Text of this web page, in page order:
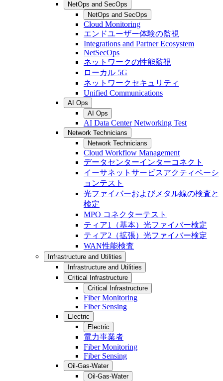
NetOps and SecOps
NetOps and SecOps
Cloud Monitoring
エンドユーザー体験の監視
Integrations and Partner Ecosystem
NetSecOps
ネットワークの性能監視
ローカル 5G
ネットワークセキュリティ
Unified Communications
AI Ops
AI Ops
AI Data Center Networking Test
Network Technicians
Network Technicians
Cloud Workflow Management
データセンターインターコネクト
イーサネットサービスアクティベーシ
ョンテスト
光ファイバーおよびメタル線の検査と
検定
MPO コネクターテスト
ティア1（基本）光ファイバー検定
ティア2（拡張）光ファイバー検定
WAN性能検査
Infrastructure and Utilities
Infrastructure and Utilities
Critical Infrastructure
Critical Infrastructure
Fiber Monitoring
Fiber Sensing
Electric
Electric
電力事業者
Fiber Monitoring
Fiber Sensing
Oil-Gas-Water
Oil-Gas-Water